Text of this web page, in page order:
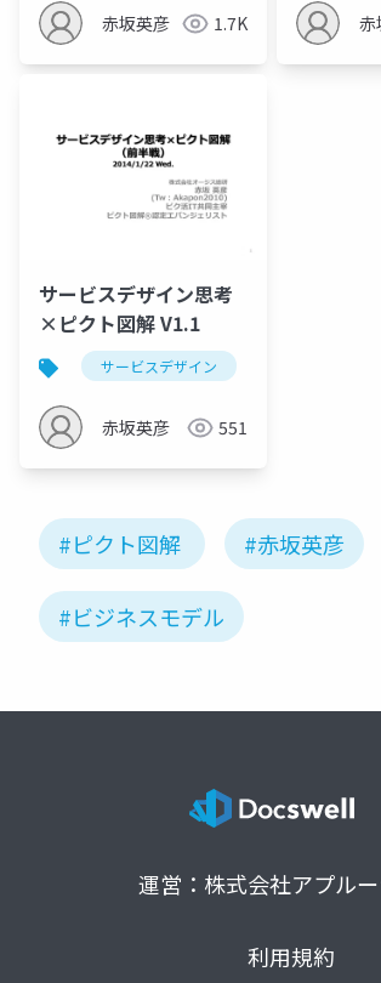
赤坂英彦 1.7K 赤
サービスデザイン思考
×ピクト図解 V1.1
サービスデザイン
赤坂英彦 551
#ピクト図解 #赤坂英彦
#ビジネスモデル
運営：株式会社アプル
利用規約